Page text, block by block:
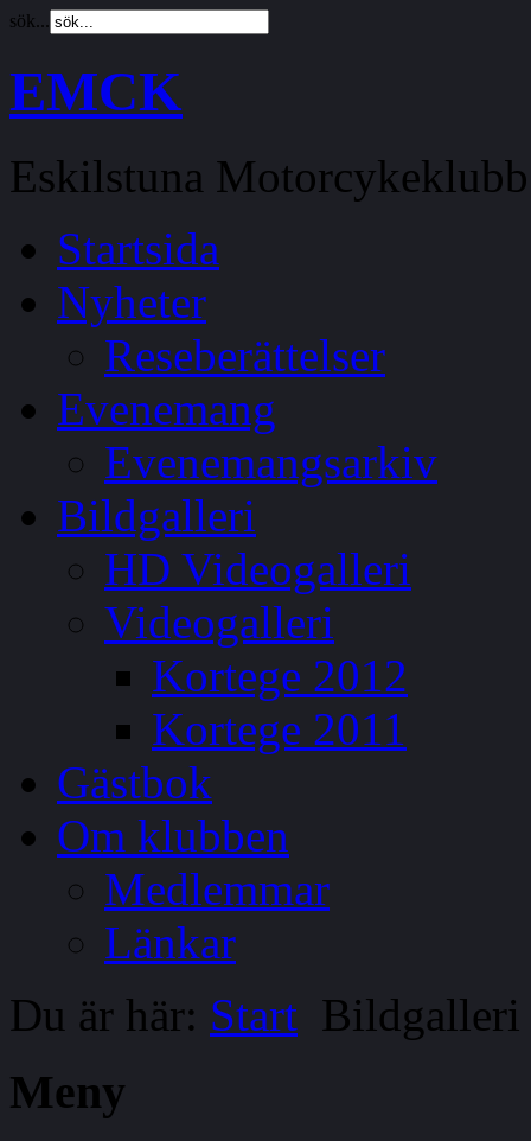
sök...
EMCK
Eskilstuna Motorcykeklubb
Startsida
Nyheter
Reseberättelser
Evenemang
Evenemangsarkiv
Bildgalleri
HD Videogalleri
Videogalleri
Kortege 2012
Kortege 2011
Gästbok
Om klubben
Medlemmar
Länkar
Du är här: Start Bildgalleri
Meny